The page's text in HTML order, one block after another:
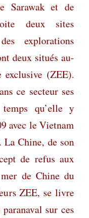
Sarawak et de
deux sites
explorations
deux situés au-
exclusive (ZEE).
ce secteur ses
qu’elle y
avec le Vietnam
La Chine, de son
de refus aux
de Chine du
ZEE, se livre
sur ces